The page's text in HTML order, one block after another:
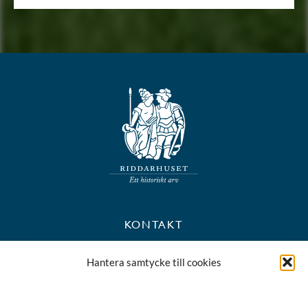
Hantera samtycke till cookies
KONTAKT